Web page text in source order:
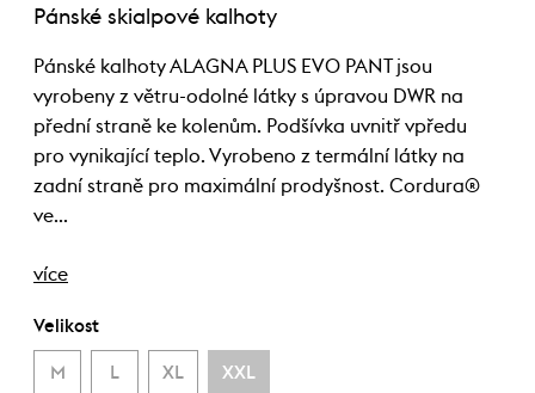
Pánské skialpové kalhoty
Pánské kalhoty ALAGNA PLUS EVO PANT jsou
vyrobeny z větru-odolné látky s úpravou DWR na
přední straně ke kolenům. Podšívka uvnitř vpředu
pro vynikající teplo. Vyrobeno z termální látky na
zadní straně pro maximální prodyšnost. Cordura®
ve…
více
Velikost
M L XL XXL